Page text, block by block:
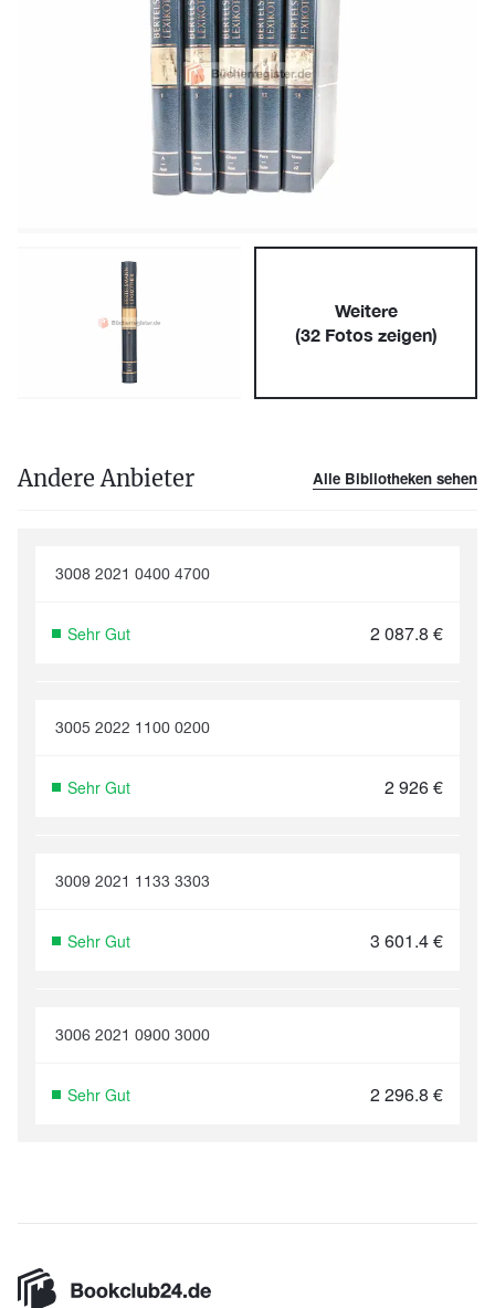
Weitere
(32Fotos zeigen)
Andere Anbieter Alle Bibliotheken sehen
3008 2021 0400 4700
Sehr Gut 2 087.8 €
3005 2022 1100 0200
Sehr Gut 2 926€
3009 2021 1133 3303
Sehr Gut 3 601.4€
3006 2021 0900 3000
Sehr Gut 2 296.8 €